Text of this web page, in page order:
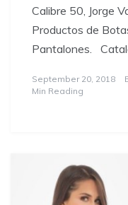
Calibre 50, Jorge
Productos de
Pantalones.
September 20, 2018
Min Reading